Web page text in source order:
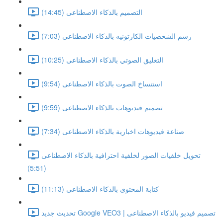
التصميم بالذكاء الاصطناعى (14:45)
رسم الشخصيات الكارتونيه بالذكاء الاصطناعى (7:03)
التعليق الصوتي بالذكاء الاصطناعى (10:25)
استنساخ الصوت بالذكاء الاصطناعى (9:54)
تصميم فيديوهات بالذكاء الاصطناعى (9:59)
صناعة فيديوهات اخبارية بالذكاء الاصطناعى (7:34)
تحويل خلفيات الصور لخلفية احترافية بالذكاء الاصطناعى
(5:51)
كتابة المحتوى بالذكاء الاصطناعى (11:13)
تحديث جديد Google VEO3 | تصميم فيديو بالذكاء الاصطناعى